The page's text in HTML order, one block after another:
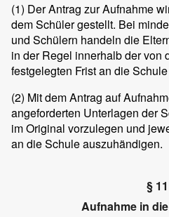
(1) Der Antrag zur Aufnahme
dem Schüler gestellt. Bei
und Schülern handeln die
in der Regel innerhalb der von
festgelegten Frist an die
(2) Mit dem Antrag auf
angeforderten Unterlagen der
im Original vorzulegen und
an die Schule auszuhändigen.
§ 11
Aufnahme in